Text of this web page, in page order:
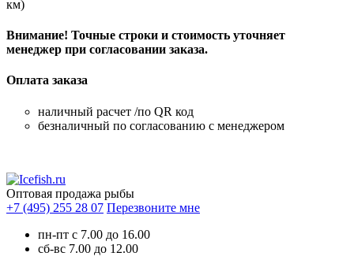
км)
Внимание! Точные строки и стоимость уточняет
менеджер при согласовании заказа.
Оплата заказа
наличный расчет /по QR код
безналичный по согласованию с менеджером
Оптовая продажа рыбы
+7 (495) 255 28 07 Перезвоните мне
пн-пт с 7.00 до 16.00
сб-вс 7.00 до 12.00